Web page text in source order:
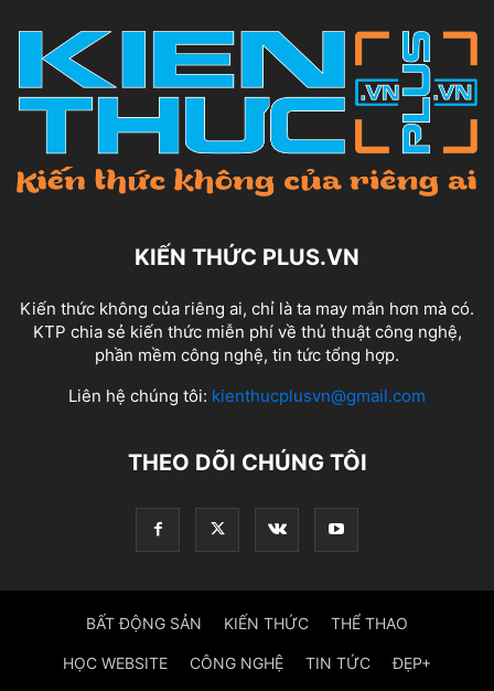
KIẾN THỨC PLUS.VN
Kiến thức không của riêng ai, chỉ là ta may mắn hơn mà có.
KTP chia sẻ kiến thức miễn phí về thủ thuật công nghệ,
phần mềm công nghệ, tin tức tổng hợp.
Liên hệ chúng tôi: kienthucplusvn@gmail.com
THEO DÕI CHÚNG TÔI
BẤT ĐỘNG SẢN KIẾN THỨC THỂ THAO
HỌC WEBSITE CÔNG NGHỆ TIN TỨC ĐẸP+